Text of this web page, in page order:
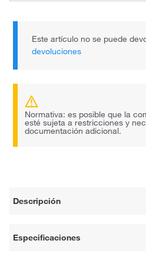
Este artículo no se puede
devoluciones
Normativa: es posible que la
esté sujeta a restricciones y
documentación adicional.
Descripción
Especificaciones